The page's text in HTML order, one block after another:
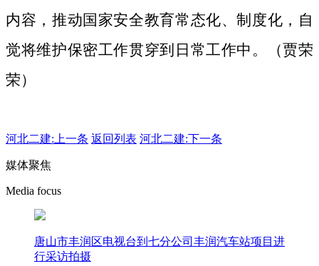
内容，推动国家安全教育常态化、制度化，自
觉将维护保密工作贯穿到日常工作中。（贾荣
荣）
河北二建: 上一条 返回列表 河北二建:下一条
媒体聚焦
Media focus
唐山市丰润区电视台到七分公司丰润汽车站项目进
行采访拍摄